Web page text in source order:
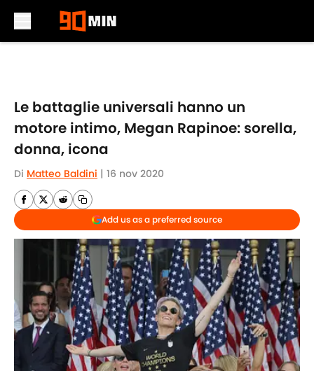
Le battaglie universali hanno un
motore intimo, Megan Rapinoe: sorella,
donna, icona
Di Matteo Baldini | 16 nov 2020
Add us as a preferred source